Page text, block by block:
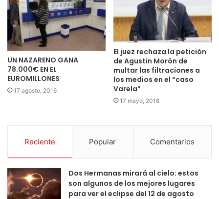
UN NAZARENO GANA
78.000€ EN EL
EUROMILLONES
17 agosto, 2016
El juez rechaza la petición
de Agustin Morón de
multar las filtraciones a
los medios en el “caso
Varela”
17 mayo, 2018
Reciente Popular Comentarios
Dos Hermanas mirará al cielo: estos
son algunos de los mejores lugares
para ver el eclipse del 12 de agosto